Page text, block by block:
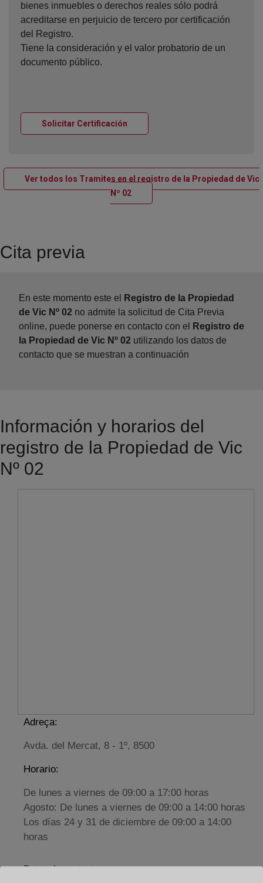
bienes inmuebles o derechos reales sólo podrá
acreditarse en perjuicio de tercero por certificación
del Registro.
Tiene la consideración y el valor probatorio de un
documento público.
Solicitar Certificación
Ver todos los Tramites en el registro de la Propiedad de Vic
Nº 02 Ventana nueva
Cita previa
En este momento este el
Registro de la Propiedad
de Vic Nº 02 no admite la solicitud de Cita Previa
online, puede ponerse en contacto con el
Registro de
la Propiedad de Vic Nº 02 utilizando los datos de
contacto que se muestran a continuación
Información y horarios del
registro de la Propiedad de Vic
Nº 02
Adreça:
Avda. del Mercat, 8 - 1º, 8500
Horario:
De lunes a viernes de 09:00 a 17:00 horas
Agosto: De lunes a viernes de 09:00 a 14:00 horas
Los días 24 y 31 de diciembre de 09:00 a 14:00
horas
Datos de contacto: